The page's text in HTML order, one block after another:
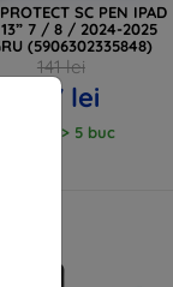
SC PEN IPAD
13” 7 / 8 / 2024-2025
(5906302335848)
141 lei
127 lei
În stoc > 5 buc